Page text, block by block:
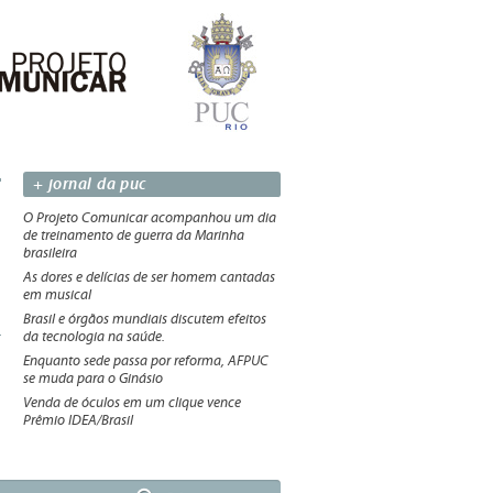
+ jornal da puc
O Projeto Comunicar acompanhou um dia
de treinamento de guerra da Marinha
brasileira
As dores e delícias de ser homem cantadas
em musical
Brasil e órgãos mundiais discutem efeitos
da tecnologia na saúde.
Enquanto sede passa por reforma, AFPUC
se muda para o Ginásio
Venda de óculos em um clique vence
Prêmio IDEA/Brasil